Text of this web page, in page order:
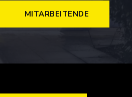
MITARBEITENDE